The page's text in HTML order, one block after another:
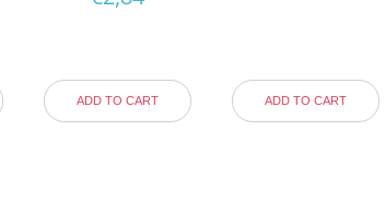
ADD TO CART ADD TO CART